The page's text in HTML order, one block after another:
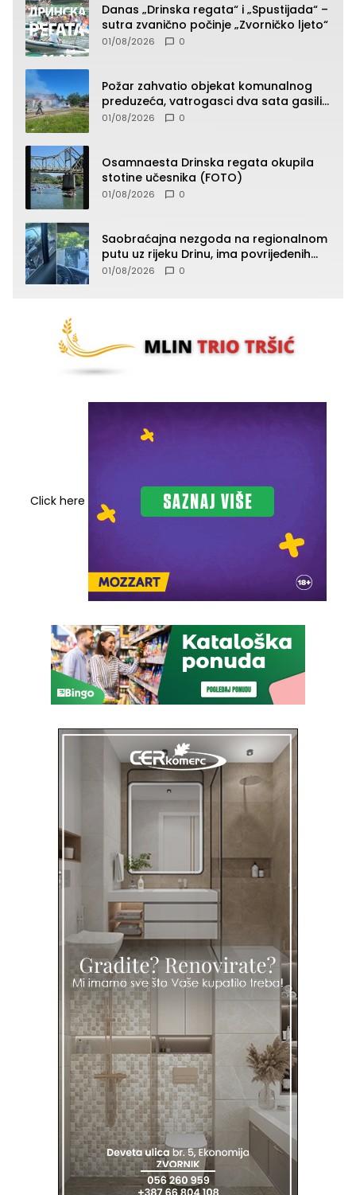
Danas „Drinska regata“ i „Spustijada“ –
sutra zvanično počinje „Zvorničko ljeto“
01/08/2026 0
Požar zahvatio objekat komunalnog
preduzeća, vatrogasci dva sata gasili
vatru (FOTO)
01/08/2026 0
Osamnaesta Drinska regata okupila
stotine učesnika (FOTO)
01/08/2026 0
Saobraćajna nezgoda na regionalnom
putu uz rijeku Drinu, ima povrijeđenih
lica (FOTO)
01/08/2026 0
Click here